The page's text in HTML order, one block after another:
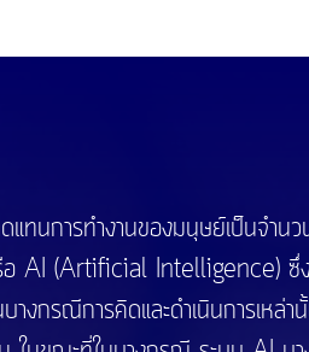
ทนการทำงานของมนุษย์เป็นจำ
AI (Artificial Intelligence) ซึ่ง
งกรณีการคิดและดำเนินการเหล่